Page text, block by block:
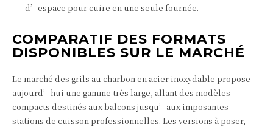
d’espace pour cuire en une seule fournée.
COMPARATIF DES FORMATS
DISPONIBLES SUR LE MARCHÉ
Le marché des grils au charbon en acier inoxydable propose
aujourd’hui une gamme très large, allant des modèles
compacts destinés aux balcons jusqu’aux imposantes
stations de cuisson professionnelles. Les versions à poser,